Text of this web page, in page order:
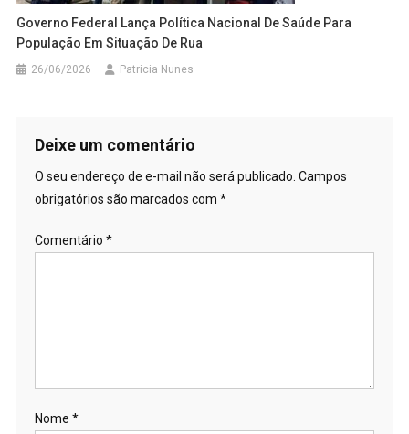
Governo Federal Lança Política Nacional De Saúde Para
População Em Situação De Rua
26/06/2026 Patricia Nunes
Deixe um comentário
O seu endereço de e-mail não será publicado. Campos
obrigatórios são marcados com *
Comentário *
Nome *